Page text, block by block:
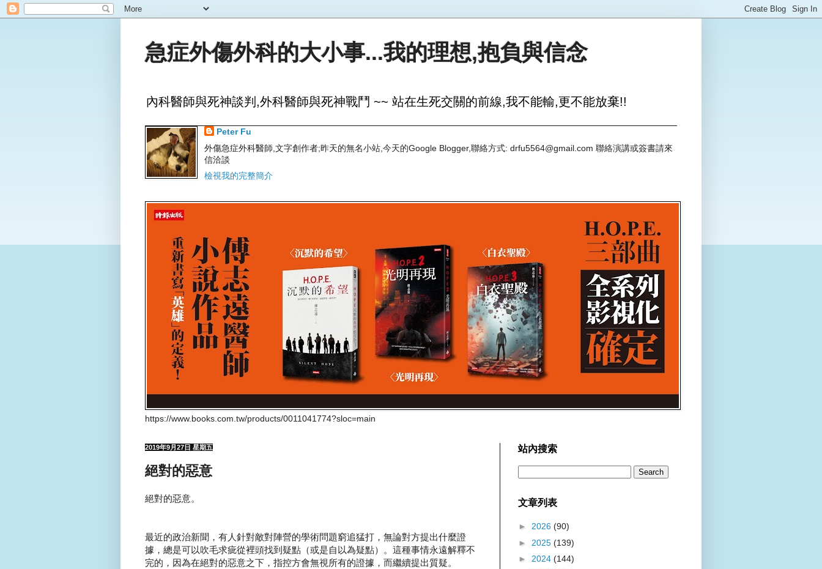
急症外傷外科的大小事...我的理想,抱負與信念
內科醫師與死神談判,外科醫師與死神戰鬥 ~~ 站在生死交關的前線,我不能輸,更不能放棄!!
Peter Fu
外傷急症外科醫師,文字創作者;昨天的無名小站,今天的Google Blogger,聯絡方式: drfu5564@gmail.com 聯絡演講或簽書請來
信洽談
檢視我的完整簡介
https://www.books.com.tw/products/0011041774?sloc=main
2019年9月27日 星期五
絕對的惡意
絕對的惡意。
最近的政治新聞，有人針對敵對陣營的學術問題窮追猛打，無論對方提出什麼證
據，總是可以吹毛求疵從裡頭找到疑點（或是自以為疑點）。這種事情永遠解釋不
完的，因為在絕對的惡意之下，指控方會無視所有的證據，而繼續提出質疑。
站內搜索
文章列表
► 2026 (90)
► 2025 (139)
► 2024 (144)